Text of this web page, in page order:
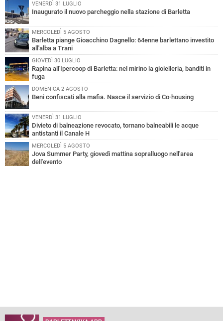
VENERDÌ 31 LUGLIO
Inaugurato il nuovo parcheggio nella stazione di Barletta
MERCOLEDÌ 5 AGOSTO
Barletta piange Gioacchino Dagnello: 64enne barlettano investito
all'alba a Trani
GIOVEDÌ 30 LUGLIO
Rapina all'Ipercoop di Barletta: nel mirino la gioielleria, banditi in
fuga
DOMENICA 2 AGOSTO
Beni confiscati alla mafia. Nasce il servizio di Co-housing
VENERDÌ 31 LUGLIO
Divieto di balneazione revocato, tornano balneabili le acque
antistanti il Canale H
MERCOLEDÌ 5 AGOSTO
Jova Summer Party, giovedì mattina sopralluogo nell'area
dell'evento